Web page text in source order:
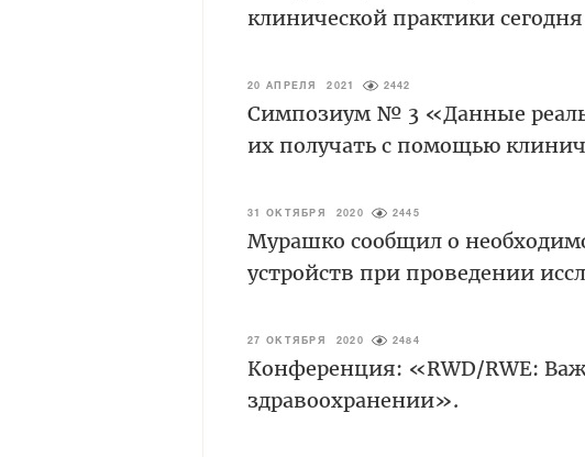
клинической практики
20 АПРЕЛЯ 2021 2442
Симпозиум № 3 «Данные
их получать с помощью
31 ОКТЯБРЯ 2020 2445
Мурашко сообщил о
устройств при проведении
27 ОКТЯБРЯ 2020 2484
Конференция: «RWD/RWE:
здравоохранении».